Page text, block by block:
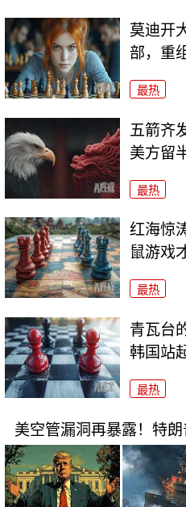
莫迪开
部，重
最热
五箭齐
美方留
最热
红海惊
鼠游戏
最热
青瓦台
韩国站
最热
美空管漏洞再暴露！特